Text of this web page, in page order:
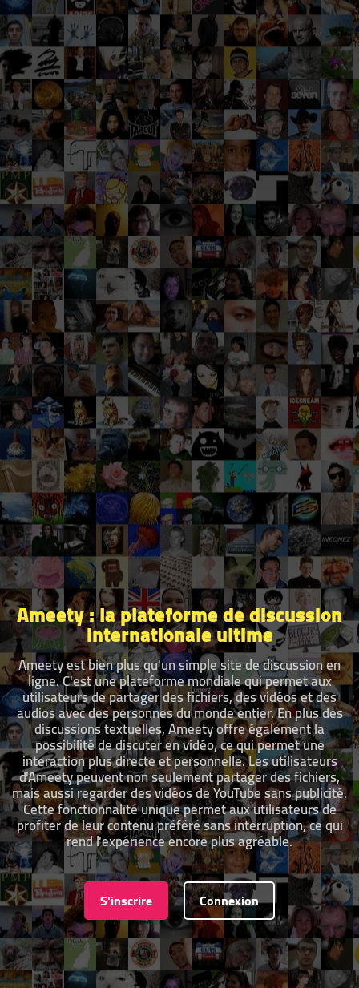
Ameety : la plateforme de discussion
internationale ultime
Ameety est bien plus qu'un simple site de discussion en
ligne. C'est une plateforme mondiale qui permet aux
utilisateurs de partager des fichiers, des vidéos et des
audios avec des personnes du monde entier. En plus des
discussions textuelles, Ameety offre également la
possibilité de discuter en vidéo, ce qui permet une
interaction plus directe et personnelle. Les utilisateurs
d'Ameety peuvent non seulement partager des fichiers,
mais aussi regarder des vidéos de YouTube sans publicité.
Cette fonctionnalité unique permet aux utilisateurs de
profiter de leur contenu préféré sans interruption, ce qui
rend l'expérience encore plus agréable.
S'inscrire Connexion